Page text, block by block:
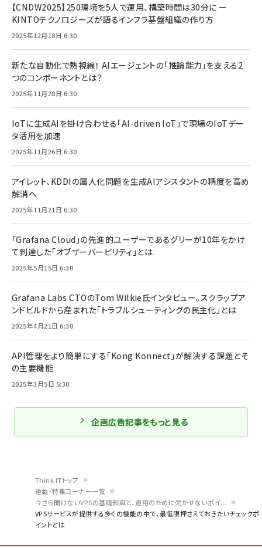
く
Think ITトップ
連載・特集コーナー一覧
今さら聞けないVPSの基礎知識と、運用のために欠かせないポイ...
VPSサービスが提供する多くの機能の中で、最低限押さえておきたいチェックポ
イントとは
【CNDW2025】250環境を5人で運用、構築時間は30分に ー
KINTOテクノロジーズが語るインフラ基盤組織の作り方
2025年12月18日 6:30
新たな自動化で熱視線！ AIエージェントの「推論能力」を支える2
つのコンポーネントとは？
2025年11月28日 6:30
IoTに生成AIを掛け合わせる「AI-driven IoT」で現場のIoTデー
タ活用を加速
2025年11月26日 6:30
アイレット、KDDIの属人化問題を生成AIアシスタントの精度を高め
解消へ
2025年11月21日 6:30
「Grafana Cloud」の先進的ユーザーであるグリーが10年をかけ
て到達した「オブザーバービリティ」とは
2025年5月15日 6:30
Grafana Labs CTOのTom Wilkie氏インタビュー。スクラップア
ンドビルドから産まれた「トラブルシューティングの民主化」とは
2025年4月21日 6:30
API管理をより簡単にする「Kong Konnect」が解決する課題とそ
の主要機能
2025年3月5日 5:30
企画広告記事をもっと見る